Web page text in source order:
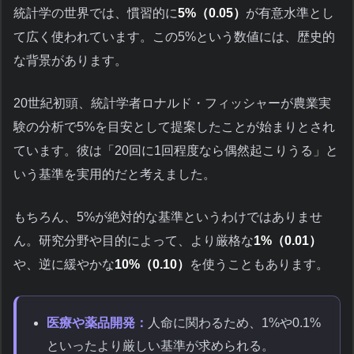
統計学の世界では、慣習的に5%（0.05） が有意水準とし
て広く使われています。この5%という数値には、歴史的
な背景があります。
20世紀初頭、統計学者ロナルド・フィッシャーが農業実
験の分析で5%を目安として提案したことが始まりとされ
ています。彼は「20回に1回程度なら偶然起こりうる」と
いう基準を実用的だと考えました。
もちろん、5%が絶対的な基準というわけではありませ
ん。研究分野や目的によって、より厳格な1%（0.01）
や、逆に緩やかな10%（0.10） を使うこともあります。
医療や薬品開発： 人命に関わるため、1%や0.1%
といったより厳しい基準が求められる。